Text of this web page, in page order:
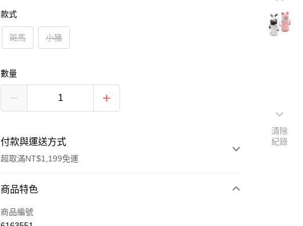
款式
斑馬 小豬
數量
付款與運送方式
超取滿NT$1,199免運
付款方式
信用卡一次付款
商品特色
商品編號
清除
紀錄